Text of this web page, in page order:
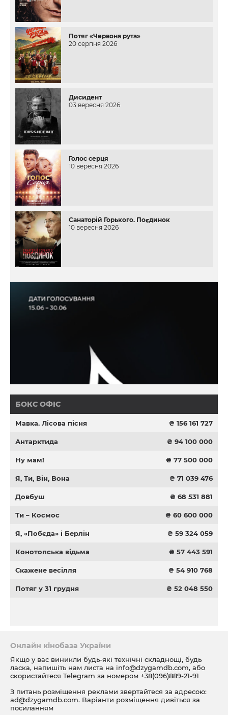
Потяг «Червона рута»
20 серпня 2026
Дисидент
03 вересня 2026
Голос серця
10 вересня 2026
Санаторій Горького. Поєдинок
10 вересня 2026
БОКС ОФІС
Мавка. Лісова пісня ₴ 156 161 727
Антарктида ₴ 94 100 000
Ну мам! ₴ 77 500 000
Я, Ти, Він, Вона ₴ 71 039 476
Довбуш ₴ 68 531 881
Ти – Космос ₴ 60 600 000
Я, «Побєда» і Берлін ₴ 59 324 059
Конотопська відьма ₴ 57 443 591
Скажене весілля ₴ 54 910 768
Потяг у 31 грудня ₴ 52 048 550
Онлайн кінобаза України
Якщо у вас виникли будь-які технічні складнощі, будь
ласка, напишіть нам листа на info@dzygamdb.com, або
скористайтеся Telegram за номером +38(096)889-21-91
З питань розміщення реклами звертайтеся за адресою:
ad@dzygamdb.com. Варіанти розміщення дивіться за
посиланням